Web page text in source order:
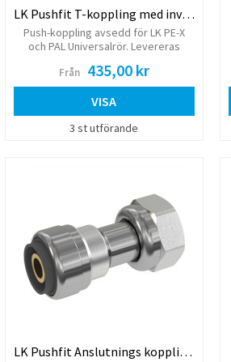
LK Pushfit T-koppling med invändig gänga
Push-koppling avsedd för LK PE-X
och PAL Universalrör. Levereras
Från 435,00 kr
VISA
3 st utförande
LK Pushfit Anslutnings koppling, inv.